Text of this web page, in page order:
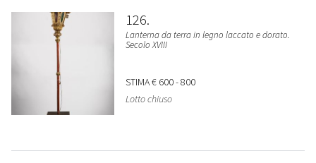
126
Lanterna da terra in legno laccato e dorato.
Secolo XVIII
STIMA€ 600 - 800
Lotto chiuso